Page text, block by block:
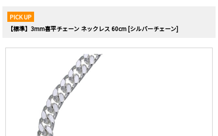
PICK UP
【標準】3mm喜平チェーン ネックレス 60cm [シルバーチェーン]